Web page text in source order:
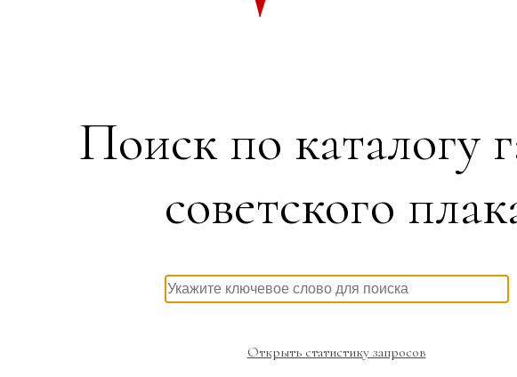
Поиск по каталогу
советского
Открыть статистику запросов